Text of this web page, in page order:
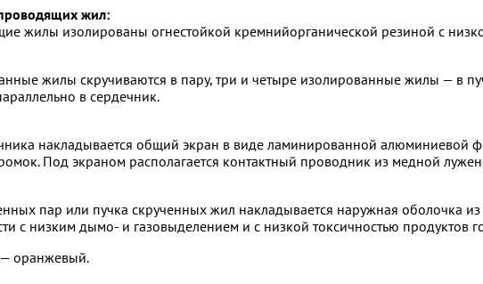
жил:
жилы изолированы огнестойкой кремнийорганической резиной с
жилы скручиваются в пару, три и четыре изолированные жилы — в
в сердечник.
накладывается общий экран в виде ламинированной алюминиевой
Под экраном располагается контактный проводник из медной
пар или пучка скрученных жил накладывается наружная оболочка
с низким дымо- и газовыделением и с низкой токсичностью продуктов
— оранжевый.